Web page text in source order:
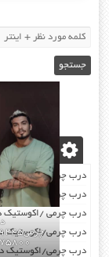
درب چرمی/اکوستیک
درب چرمی/اکوستیک
درب چرمی /اکوستیک
درب چرمی/اکوستیک
درب چرمی/اکوستیک